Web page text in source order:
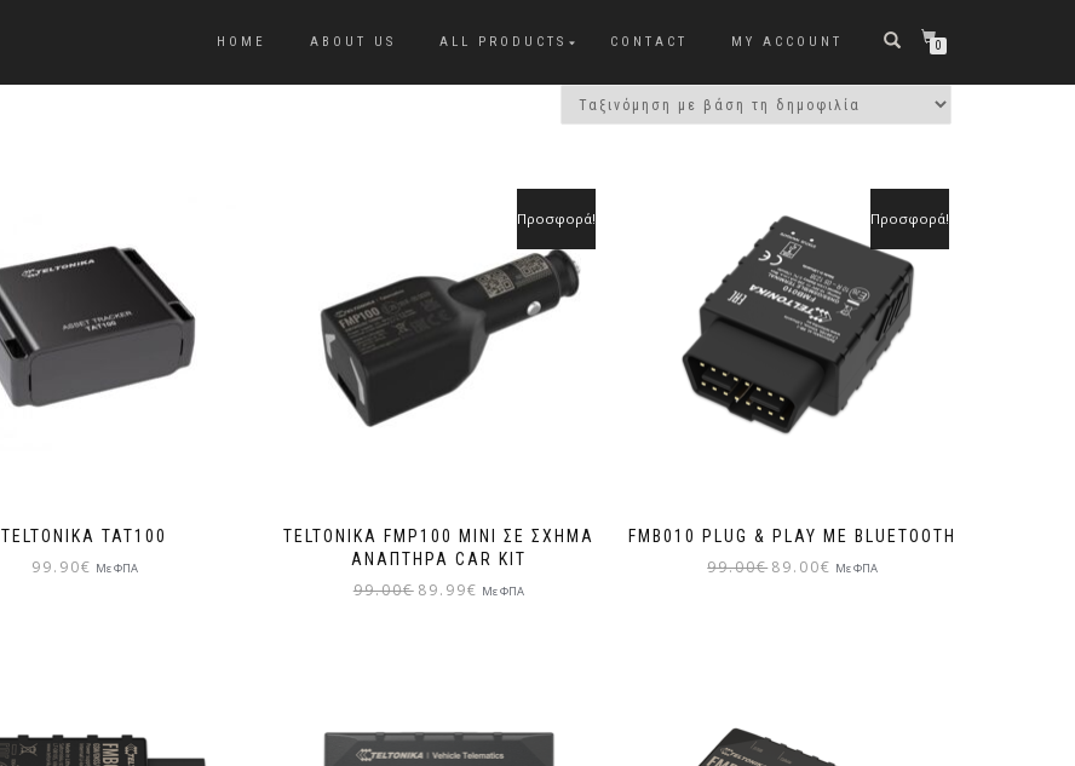
HOME ABOUT US ALL PRODUCTS CONTACT MY ACCOUNT 0
TELTONIKA TAT100
99.90€ Με ΦΠΑ
TELTONIKA FMP100 MINI ΣΕ ΣΧΉΜΑ
ΑΝΑΠΤΉΡΑ CAR KIT
Προσφορά!
99.00€ 89.99€ Με ΦΠΑ
FMB010 PLUG & PLAY ΜΕ BLUETOOTH
Προσφορά!
99.00€ 89.00€ Με ΦΠΑ